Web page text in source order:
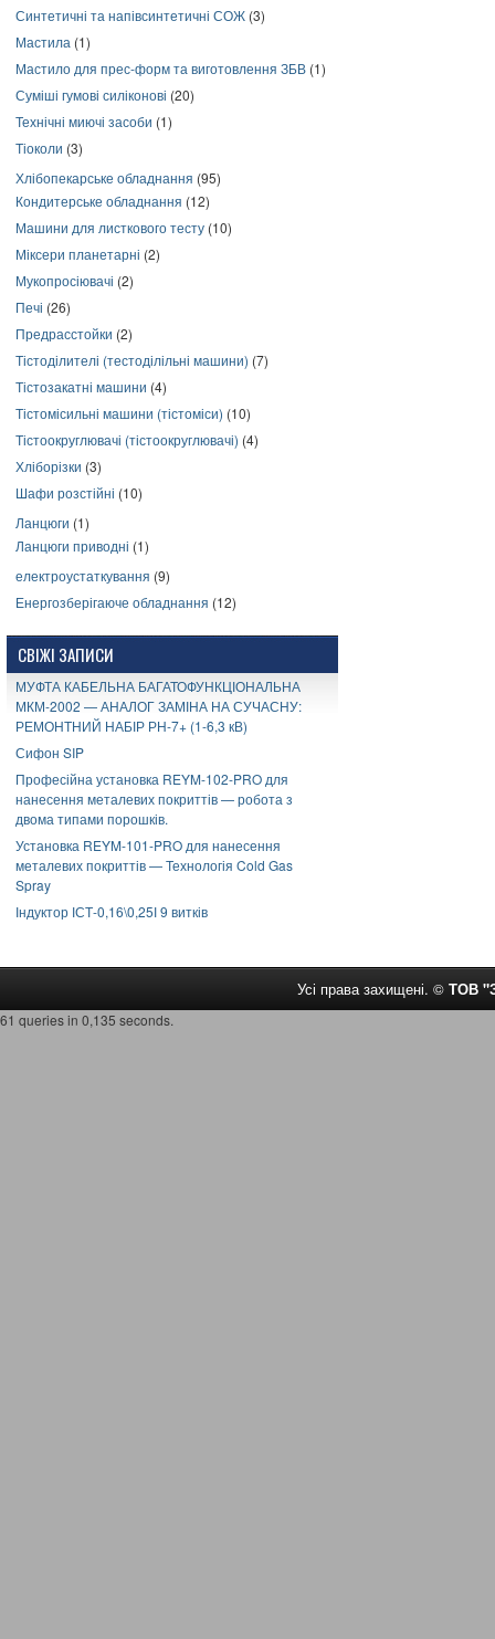
Синтетичні та напівсинтетичні СОЖ (3)
Мастила (1)
Мастило для прес-форм та виготовлення ЗБВ (1)
Суміші гумові силіконові (20)
Технічні миючі засоби (1)
Тіоколи (3)
Хлібопекарське обладнання (95)
Кондитерське обладнання (12)
Машини для листкового тесту (10)
Міксери планетарні (2)
Мукопросіювачі (2)
Печі (26)
Предрасстойки (2)
Тістоділителі (тестоділільні машини) (7)
Тістозакатні машини (4)
Тістомісильні машини (тістоміси) (10)
Тістоокруглювачі (тістоокруглювачі) (4)
Хліборізки (3)
Шафи розстійні (10)
Ланцюги (1)
Ланцюги приводні (1)
електроустаткування (9)
Енергозберігаюче обладнання (12)
СВІЖІ ЗАПИСИ
МУФТА КАБЕЛЬНА БАГАТОФУНКЦІОНАЛЬНА
МКМ-2002 — АНАЛОГ ЗАМІНА НА СУЧАСНУ:
РЕМОНТНИЙ НАБІР РН-7+ (1-6,3 кВ)
Сифон SIP
Професійна установка REYM-102-PRO для
нанесення металевих покриттів — робота з
двома типами порошків.
Установка REYM-101-PRO для нанесення
металевих покриттів — Технологія Cold Gas
Spray
Індуктор ІСТ-0,16\0,25І 9 витків
Усі права захищені. © ТОВ
61 queries in 0,135 seconds.